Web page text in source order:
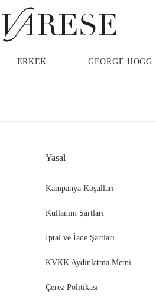
Espadril
ERKEK
Espadril
GEORGE HOGG
Yasal
Kampanya Koşulları
Kullanım Şartları
İptal ve İade Şartları
KVKK Aydınlatma Metni
Çerez Politikası